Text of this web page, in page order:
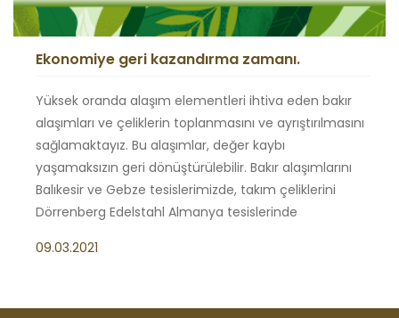
Ekonomiye geri kazandırma zamanı.
Yüksek oranda alaşım elementleri ihtiva eden bakır
alaşımları ve çeliklerin toplanmasını ve ayrıştırılmasını
sağlamaktayız. Bu alaşımlar, değer kaybı
yaşamaksızın geri dönüştürülebilir. Bakır alaşımlarını
Balıkesir ve Gebze tesislerimizde, takım çeliklerini
Dörrenberg Edelstahl Almanya tesislerinde
09.03.2021